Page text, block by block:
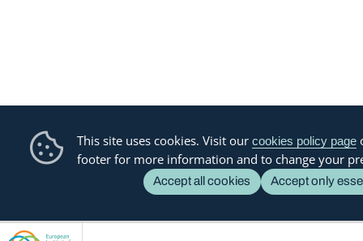
This site uses cookies. Visit our cookies policy page
footer for more information and to change your
Accept all cookies Accept only